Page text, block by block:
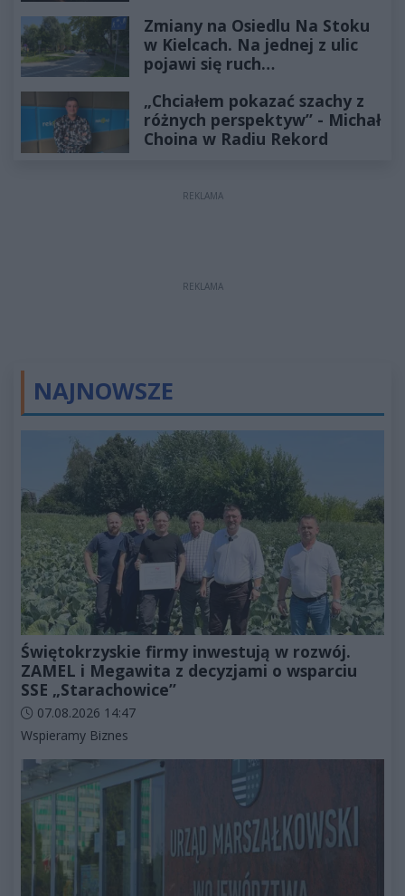
Zmiany na Osiedlu Na Stoku
w Kielcach. Na jednej z ulic
pojawi się ruch
„Chciałem pokazać szachy z
różnych perspektyw” - Michał
Choina w Radiu Rekord
REKLAMA
REKLAMA
NAJNOWSZE
Świętokrzyskie firmy inwestują w rozwój.
ZAMEL i Megawita z decyzjami o wsparciu
SSE „Starachowice”
Data dodania artykułu:
07.08.2026 14:47
Kategorie artykułu:
Wspieramy Biznes